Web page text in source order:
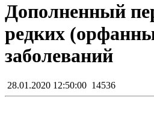
Дополненный
редких
заболеваний
28.01.2020 12:50:00 14536